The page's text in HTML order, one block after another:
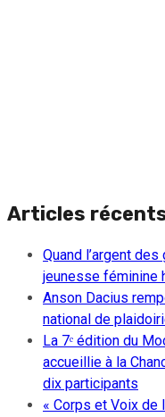
Articles
Quand l’argent
jeunesse féminine
Anson Dacius
national de
La 7ᵉ édition du
accueillie à la
dix participants
« Corps et Voix de